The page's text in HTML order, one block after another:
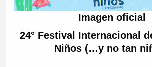
Imagen oficial
24° Festival Internacional
Niños (…y no tan